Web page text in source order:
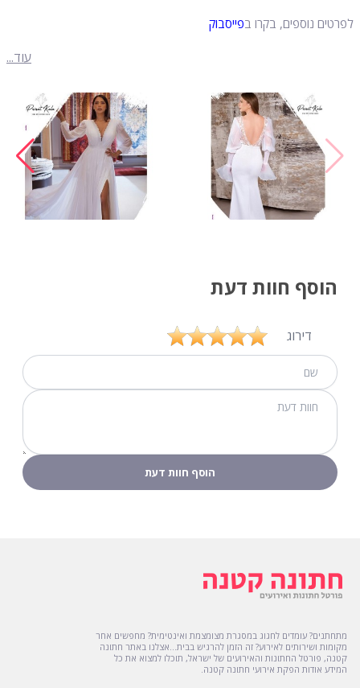
לפרטים נוספים, בקרו בפייסבוק
עוד...
הוסף חוות דעת
דירוג
מתחתנים? עומדים לחגוג במסגרת מצומצמת ואינטימית? מחפשים אחר
מקומות ושירותים לאירוע? זה הזמן להרגיש בבית...אצלנו באתר חתונה
קטנה, פורטל החתונות והאירועים של ישראל, תוכלו למצוא את כל
המידע אודות הפקת אירועי חתונה קטנה.